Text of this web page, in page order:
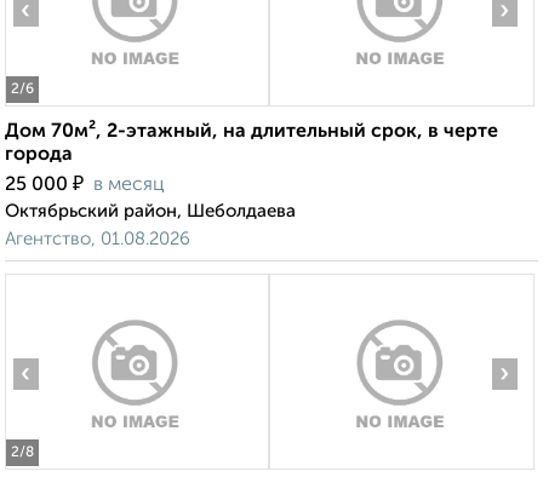
2/6
‹ ›
Дом 70м², 2-этажный, на длительный срок, в черте
города
25 000 ₽ в месяц
Октябрьский район, Шеболдаева
Агентство, 01.08.2026
2/8
‹ ›